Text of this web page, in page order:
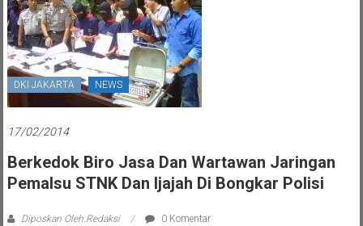
DKI JAKARTA NEWS
17/02/2014
Berkedok Biro Jasa Dan Wartawan Jaringan
Pemalsu STNK Dan Ijajah Di Bongkar Polisi
Diposkan Oleh:Redaksi 0 Komentar